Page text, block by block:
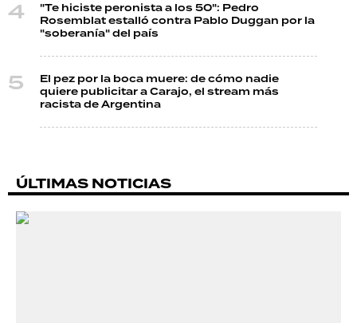
"Te hiciste peronista a los 50": Pedro
Rosemblat estalló contra Pablo Duggan por la
"soberanía" del país
El pez por la boca muere: de cómo nadie
quiere publicitar a Carajo, el stream más
racista de Argentina
ÚLTIMAS NOTICIAS